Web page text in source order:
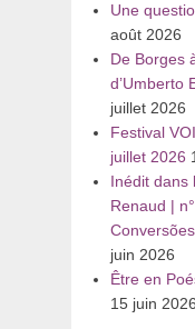
Une
août 2026
De Borges
d’Umberto
juillet 2026
Festival
juillet 2026
Inédit dans
Renaud |
juin 2026
Être en
15 juin 2026